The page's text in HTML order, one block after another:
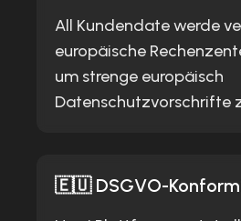
All Kundendate werde
europäische
um strenge europäisch
Datenschutzvorschrifte
🇪🇺 DSGVO-